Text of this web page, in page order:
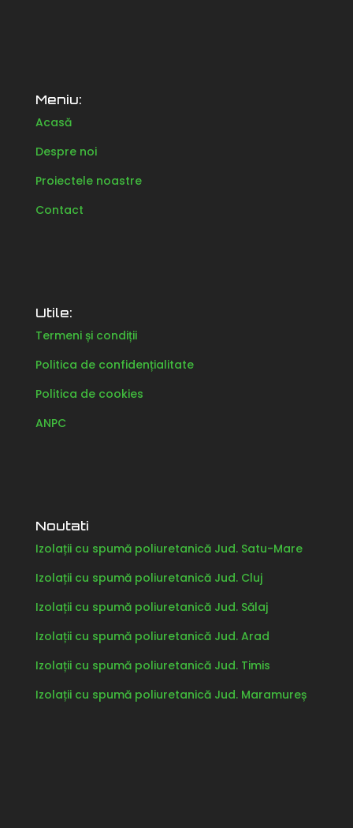
Meniu:
Acasă
Despre noi
Proiectele noastre
Contact
Utile:
Termeni și condiții
Politica de confidențialitate
Politica de cookies
ANPC
Noutati
Izolații cu spumă poliuretanică Jud. Satu-Mare
Izolații cu spumă poliuretanică Jud. Cluj
Izolații cu spumă poliuretanică Jud. Sălaj
Izolații cu spumă poliuretanică Jud. Arad
Izolații cu spumă poliuretanică Jud. Timis
Izolații cu spumă poliuretanică Jud. Maramureș